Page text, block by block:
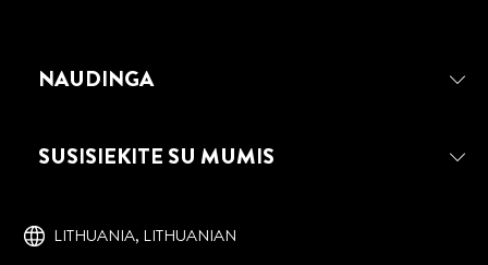
NAUDINGA
SUSISIEKITE SU MUMIS
LITHUANIA, ‎LITHUANIAN